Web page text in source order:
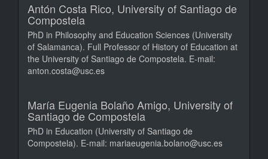
Antón Costa Rico, University of Santiago de
Compostela
PhD in Philosophy and Education Sciences (University
of Salamanca). Full Professor of History of Education at
the University of Santiago de Compostela. E-mail:
anton.costa@usc.es
María Eugenia Bolaño Amigo, University of
Santiago de Compostela
PhD in Education (University of Santiago de
Compostela). E-mail: mariaeugenia.bolano@usc.es